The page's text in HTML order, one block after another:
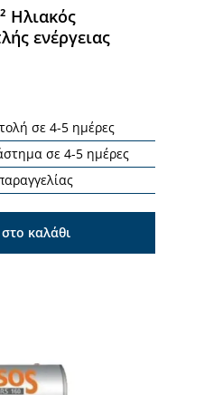
Ηλιακός
ενέργειας
σε 4-5 ημέρες
σε 4-5 ημέρες
καλάθι